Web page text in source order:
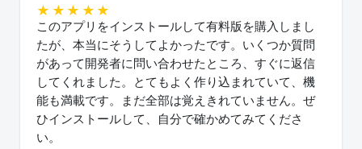
★★★★★
このアプリをインストールして有料版を購入しまし
たが、本当にそうしてよかったです。いくつか質問
があって開発者に問い合わせたところ、すぐに返信
してくれました。とてもよく作り込まれていて、機
能も満載です。まだ全部は覚えきれていません。ぜ
ひインストールして、自分で確かめてみてくださ
い。